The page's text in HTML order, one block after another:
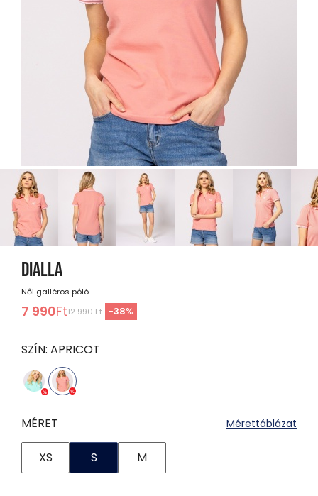
DIALLA
Női galléros póló
7 990Ft12 990 Ft -38%
SZÍN: APRICOT
MÉRET Mérettáblázat
XS S M